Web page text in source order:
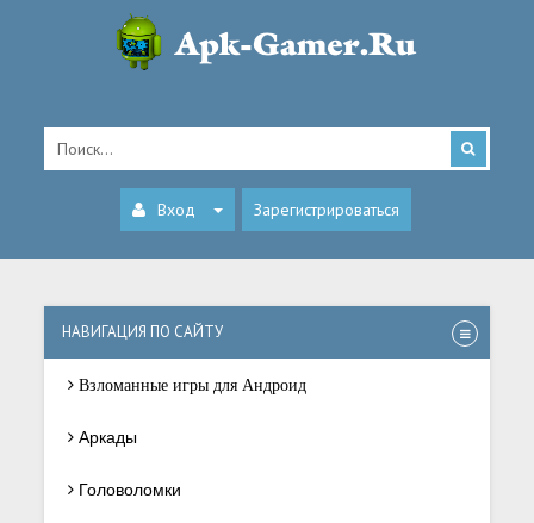
Вход Зарегистрироваться
НАВИГАЦИЯ ПО САЙТУ
Взломанные игры для Андроид
Аркады
Головоломки